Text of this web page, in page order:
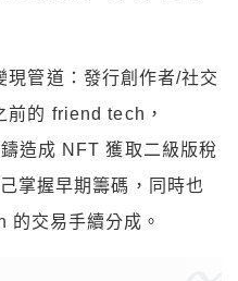
管道：發行創作者/社交
前的 friend tech，
造成 NFT 獲取二級版稅
掌握早期籌碼，同時也
的交易手續分成。